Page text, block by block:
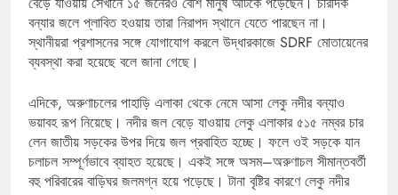
বন্যার জলে প্লাবিত হওয়ায় তারা নিরাপদ স্থানে যেতে পারছেন না।
স্থানীয়রা প্রশাসনের সঙ্গে যোগাযোগ করলে উদ্ধারকাজে SDRF মোতায়েনের
ব্যবস্থা করা হয়েছে বলে জানা গেছে।
এদিকে, অরুণাচলের পাহাড়ি এলাকা থেকে নেমে আসা লেকু নদীর বন্যাও
ভয়াবহ রূপ নিয়েছে। নদীর জল বেড়ে যাওয়ায় লেকু এলাকার ৫১৫ নম্বর চার
লেন জাতীয় সড়কের উপর দিয়ে জল প্রবাহিত হচ্ছে। ফলে ওই সড়কে যান
চলাচল সম্পূর্ণভাবে ব্যাহত হয়েছে। একই সঙ্গে অসম–অরুণাচল সীমান্তবর্তী
বহু পরিবারের বাড়িঘর জলমগ্ন হয়ে পড়েছে। টানা বৃষ্টির কারণে লেকু নদীর